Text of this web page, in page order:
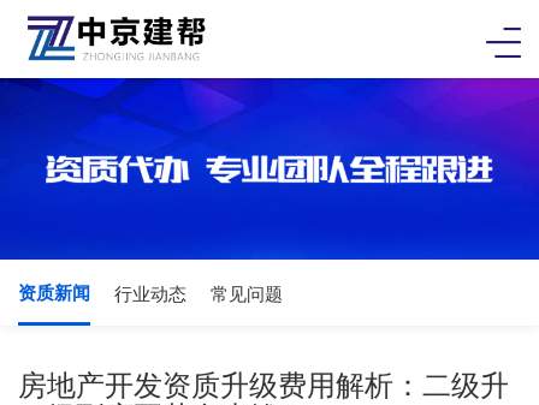
资质新闻 行业动态 常见问题
房地产开发资质升级费用解析：二级升